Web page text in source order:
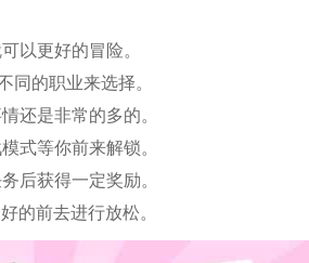
以更好的冒险。
同的职业来选择。
还是非常的多的。
式等你前来解锁。
后获得一定奖励。
的前去进行放松。